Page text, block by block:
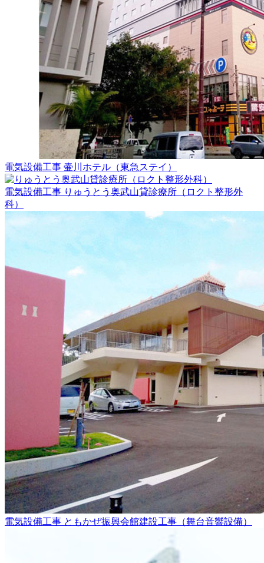
電気設備工事 壷川ホテル（東急ステイ）
電気設備工事 りゅうとう奥武山貸診療所（ロクト整形外
科）
電気設備工事 ともかぜ振興会館建設工事（舞台音響設備）